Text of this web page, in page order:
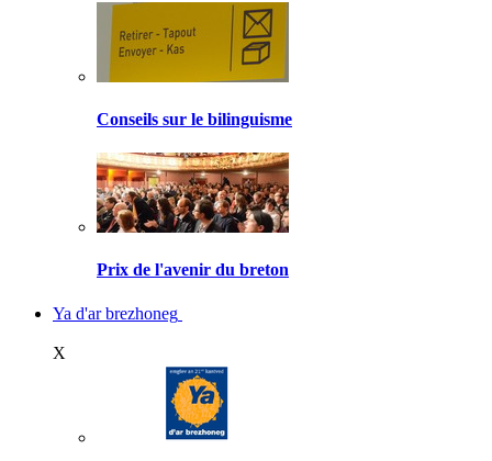
Conseils sur le bilinguisme
Prix de l'avenir du breton
Ya d'ar brezhoneg
X